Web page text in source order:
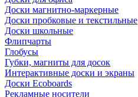
Доски магнитно-маркерные
Доски пробковые и текстильные
Доски школьные
Флипчарты
Глобусы
Губки, магниты для досок
Интерактивные доски и экраны
Доски Ecoboards
Рекламные носители